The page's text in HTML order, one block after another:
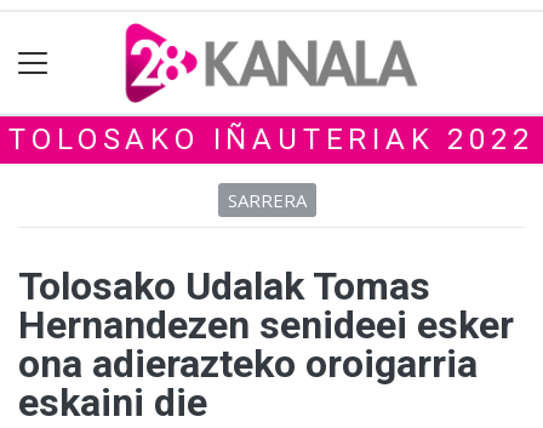
TOLOSAKO IÑAUTERIAK 2022
SARRERA
Tolosako Udalak Tomas
Hernandezen senideei esker
ona adierazteko oroigarria
eskaini die